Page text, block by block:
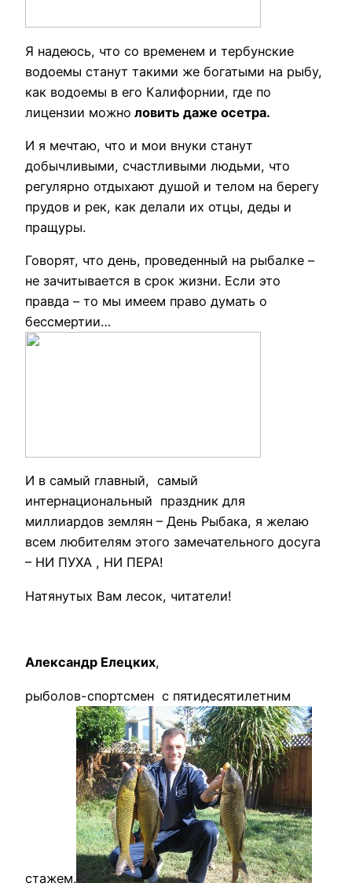
Я надеюсь, что со временем и тербунские
водоемы станут такими же богатыми на рыбу,
как водоемы в его Калифорнии, где по
лицензии можно ловить даже осетра.
И я мечтаю, что и мои внуки станут
добычливыми, счастливыми людьми, что
регулярно отдыхают душой и телом на берегу
прудов и рек, как делали их отцы, деды и
пращуры.
Говорят, что день, проведенный на рыбалке –
не зачитывается в срок жизни. Если это
правда – то мы имеем право думать о
бессмертии…
И в самый главный, самый
интернациональный праздник для
миллиардов землян – День Рыбака, я желаю
всем любителям этого замечательного досуга
– НИ ПУХА , НИ ПЕРА!
Натянутых Вам лесок, читатели!
Александр Елецких,
рыболов-спортсмен с пятидесятилетним
стажем.